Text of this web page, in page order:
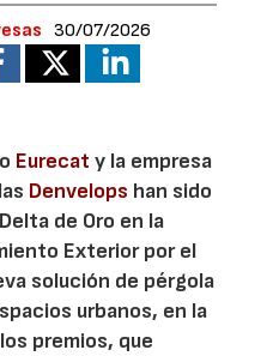
30/07/2026
Eurecat y la empresa
Denvelops han sido
de Oro en la
Exterior por el
solución de pérgola
urbanos, en la
premios, que